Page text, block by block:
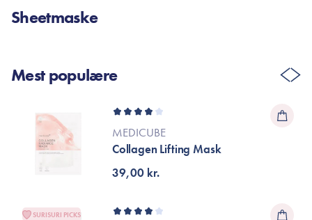
Sheetmaske
Mest populære
MEDICUBE
Collagen Lifting Mask
39,00 kr.
SURISURI PICKS